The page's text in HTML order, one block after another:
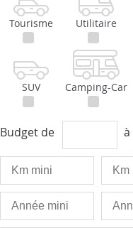
Tourisme Utilitaire
SUV Camping-Car
Budget de à